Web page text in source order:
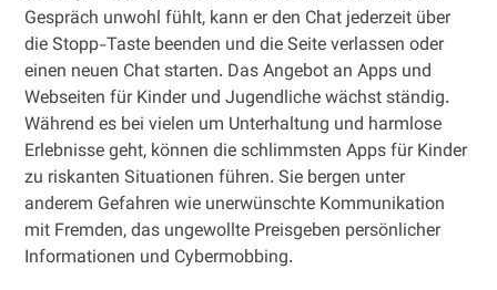
Gespräch unwohl fühlt, kann er den Chat jederzeit über
die Stopp-Taste beenden und die Seite verlassen oder
einen neuen Chat starten. Das Angebot an Apps und
Webseiten für Kinder und Jugendliche wächst ständig.
Während es bei vielen um Unterhaltung und harmlose
Erlebnisse geht, können die schlimmsten Apps für Kinder
zu riskanten Situationen führen. Sie bergen unter
anderem Gefahren wie unerwünschte Kommunikation
mit Fremden, das ungewollte Preisgeben persönlicher
Informationen und Cybermobbing.